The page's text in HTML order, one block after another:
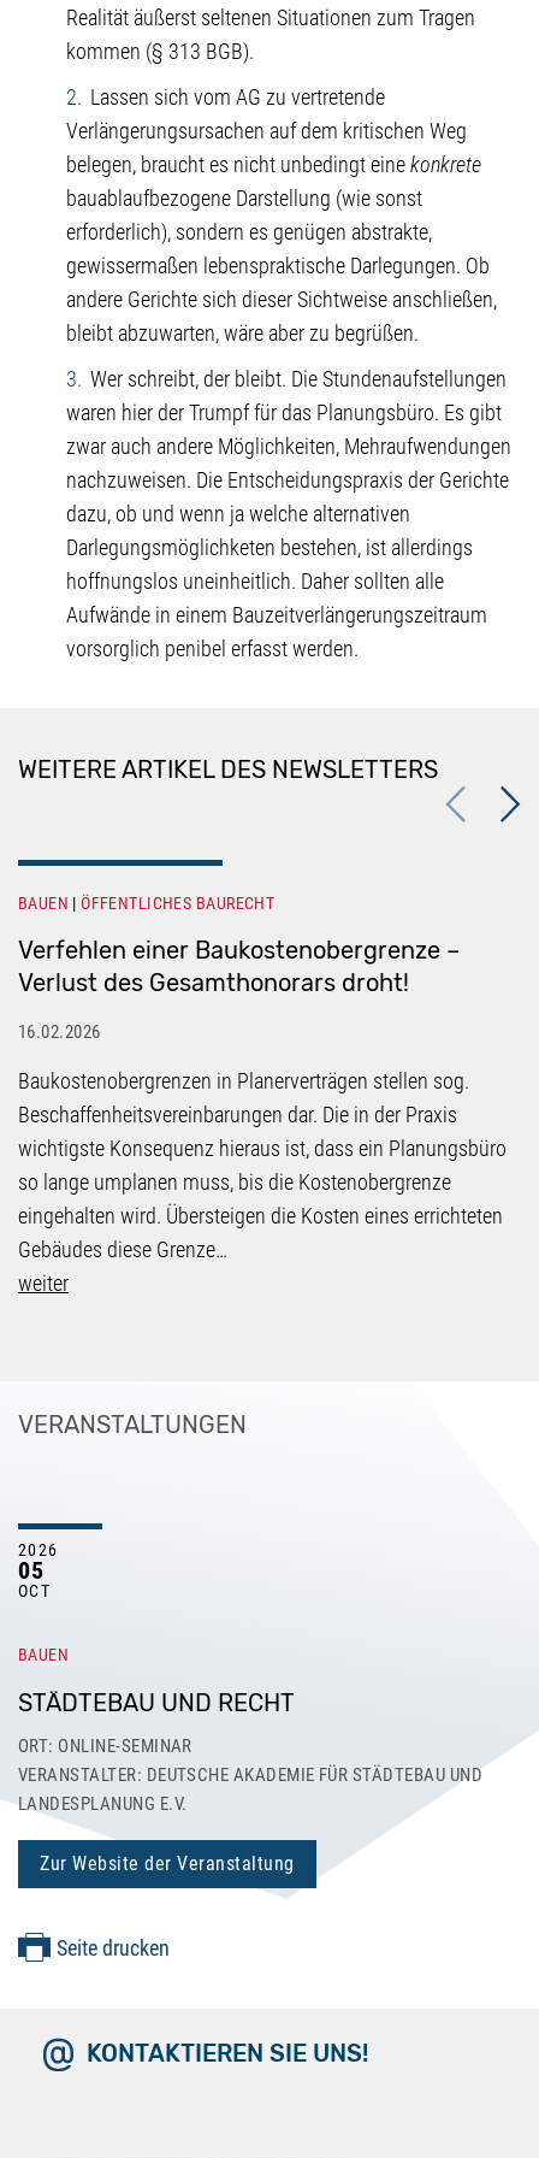
Realität äußerst seltenen Situationen zum Tragen
kommen (§ 313 BGB).
Lassen sich vom AG zu vertretende
Verlängerungsursachen auf dem kritischen Weg
belegen, braucht es nicht unbedingt einekonkrete
bauablaufbezogene Darstellung (wie sonst
erforderlich), sondern es genügen abstrakte,
gewissermaßen lebenspraktische Darlegungen. Ob
andere Gerichte sich dieser Sichtweise anschließen,
bleibt abzuwarten, wäre aber zu begrüßen.
Wer schreibt, der bleibt. Die Stundenaufstellungen
waren hier der Trumpf für das Planungsbüro. Es gibt
zwar auch andere Möglichkeiten, Mehraufwendungen
nachzuweisen. Die Entscheidungspraxis der Gerichte
dazu, ob und wenn ja welche alternativen
Darlegungsmöglichketen bestehen, ist allerdings
hoffnungslos uneinheitlich. Daher sollten alle
Aufwände in einem Bauzeitverlängerungszeitraum
vorsorglich penibel erfasst werden.
WEITERE ARTIKEL DES NEWSLETTERS
Previous
BAUEN ÖFFENTLICHES BAURECHT
Verfehlen einer Baukostenobergrenze –
Verlust des Gesamthonorars droht!
16.02.2026
Baukostenobergrenzen in Planerverträgen stellen sog.
Beschaffenheitsvereinbarungen dar. Die in der Praxis
wichtigste Konsequenz hieraus ist, dass ein Planungsbüro
so lange umplanen muss, bis die Kostenobergrenze
eingehalten wird. Übersteigen die Kosten eines errichteten
Gebäudes diese Grenze…
weiter
Next
VERANSTALTUNGEN
2026
05
OCT
BAUEN
STÄDTEBAU UND RECHT
ORT: ONLINE-SEMINAR
VERANSTALTER: DEUTSCHE AKADEMIE FÜR STÄDTEBAU UND
LANDESPLANUNG E.V.
Zur Website der Veranstaltung
Seite drucken
KONTAKTIEREN SIE UNS!